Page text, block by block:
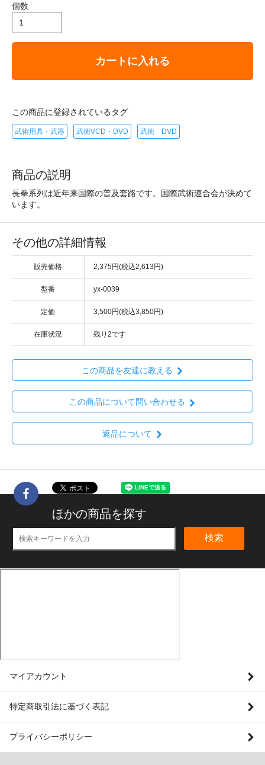
個数
カートに入れる
この商品に登録されているタグ
武術用具・武器 武術VCD・DVD 武術 DVD
商品の説明
長拳系列は近年来国際の普及套路です。国際武術連合会が決めて
います。
その他の詳細情報
販売価格 2,375円(税込2,613円)
型番 yx-0039
定価 3,500円(税込3,850円)
在庫状況 残り2です
この商品を友達に教える
この商品について問い合わせる
返品について
ほかの商品を探す
検索
マイアカウント
特定商取引法に基づく表記
プライバシーポリシー